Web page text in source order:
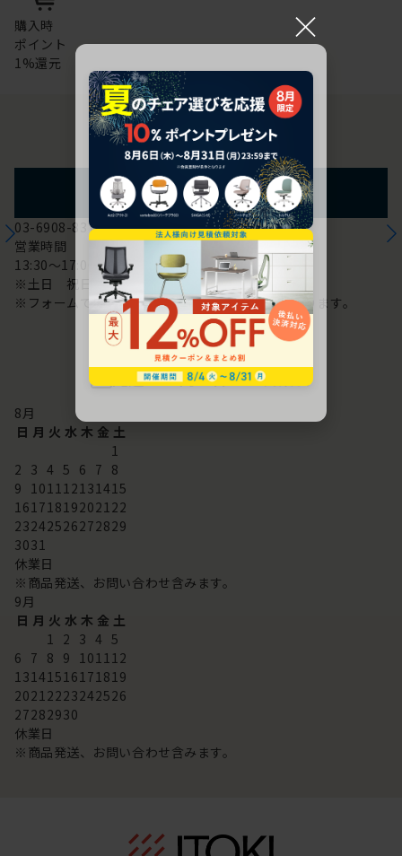
購入時
ポイント
1%還元
お問い合わせ
フォームからのお問い合わせ
03-6908-8370
営業時間
13:30～17:00
※土日 祝日は休み
※フォームでのお問い合わせは24時間対応しております。
配送・お問い合わせ営業日
8月
日 月 火 水 木 金 土
1
2 3 4 5 6 7 8
9 101112131415
16171819202122
23242526272829
3031
休業日
※商品発送、お問い合わせ含みます。
9月
日 月 火 水 木 金 土
1 2 3 4 5
6 7 8 9 101112
13141516171819
20212223242526
27282930
休業日
※商品発送、お問い合わせ含みます。
×